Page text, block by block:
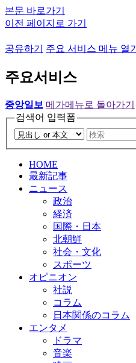
본문 바로가기
이전 페이지로 가기
공유하기 주요 서비스 메뉴 열기
주요서비스
중앙일보 메가메뉴로 돌아가기
검색어 입력폼
HOME
最新記事
ニュース
政治
経済
国際・日本
北朝鮮
社会・文化
スポーツ
オピニオン
社説
コラム
日本関係のコラム
エンタメ
ドラマ
音楽